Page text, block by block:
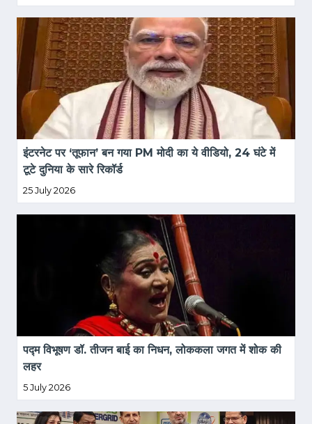
इंटरनेट पर ‘तूफान’ बन गया PM मोदी का ये वीडियो, 24 घंटे में
टूटे दुनिया के सारे रिकॉर्ड
25 July 2026
पद्म विभूषण डॉ. तीजन बाई का निधन, लोककला जगत में शोक की
लहर
5 July 2026